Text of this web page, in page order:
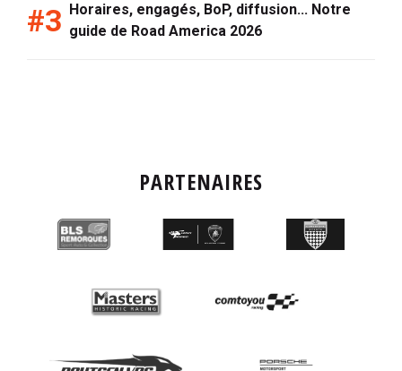
Horaires, engagés, BoP, diffusion... Notre
guide de Road America 2026
PARTENAIRES